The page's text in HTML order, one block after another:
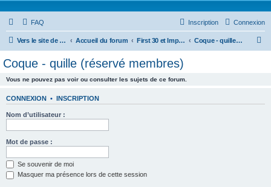
FAQ Connexion
Inscription
Vers le site de l'association-first30.org Accueil du forum First 30 et Impensable : Technique Coque - quille (réservé membres)
Coque - quille (réservé membres)
Vous ne pouvez pas voir ou consulter les sujets de ce forum.
CONNEXION • INSCRIPTION
Nom d’utilisateur :
Mot de passe :
Se souvenir de moi
Masquer ma présence lors de cette session